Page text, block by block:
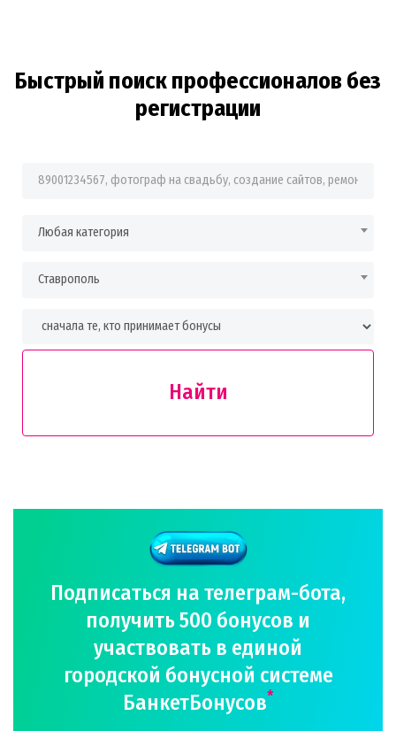
Быстрый поиск профессионалов без
регистрации
Фраза для поиска
Любая категория
Ставрополь
Найти
Подписаться на телеграм-бота,
получить 500 бонусов и
участвовать в единой
городской бонусной системе
БанкетБонусов*